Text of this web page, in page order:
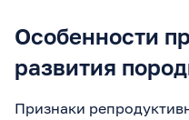
Особенности
развития
Признаки